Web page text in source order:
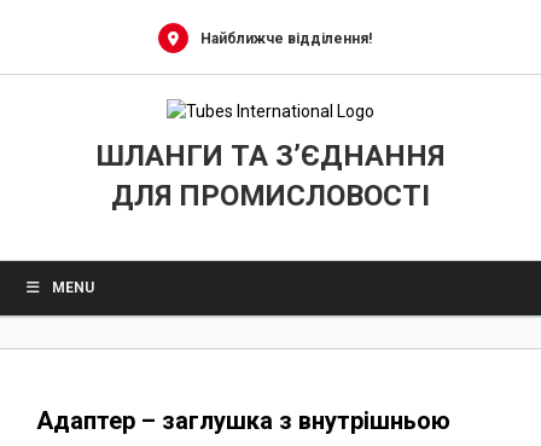
Найближче відділення!
ШЛАНГИ ТА З’ЄДНАННЯ
ДЛЯ ПРОМИСЛОВОСТІ
MENU
Адаптер – заглушка з внутрішньою